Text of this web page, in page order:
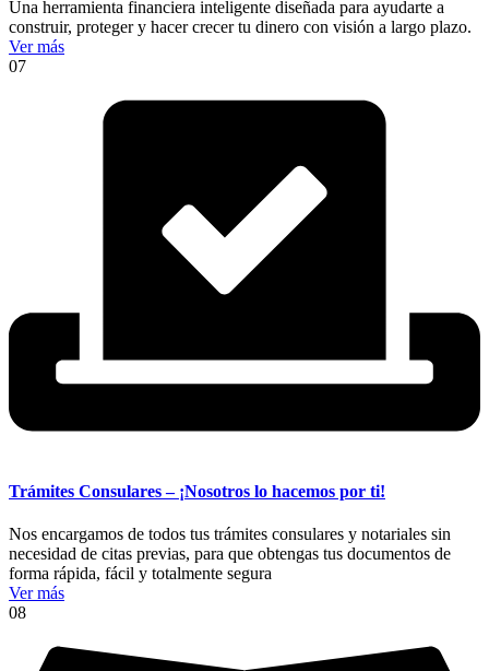
Una herramienta financiera inteligente diseñada para ayudarte a
construir, proteger y hacer crecer tu dinero con visión a largo plazo.
Ver más
07
Trámites Consulares – ¡Nosotros lo hacemos por ti!
Nos encargamos de todos tus trámites consulares y notariales sin
necesidad de citas previas, para que obtengas tus documentos de
forma rápida, fácil y totalmente segura
Ver más
08